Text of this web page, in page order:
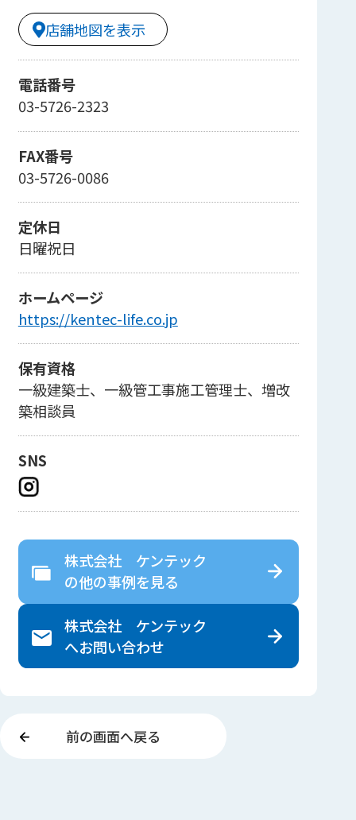
店舗地図を表示
電話番号
03-5726-2323
FAX番号
03-5726-0086
定休日
日曜祝日
ホームページ
https://kentec-life.co.jp
保有資格
一級建築士、一級管工事施工管理士、増改
築相談員
SNS
株式会社 ケンテック
の他の事例を見る
株式会社 ケンテック
へお問い合わせ
前の画面へ戻る